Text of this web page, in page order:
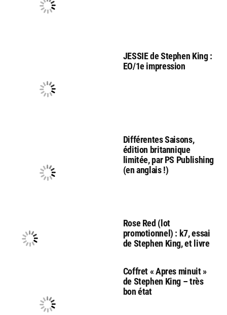
JESSIE de Stephen King :
EO/1e impression
Différentes Saisons,
édition britannique
limitée, par PS Publishing
(en anglais !)
Rose Red (lot
promotionnel) : k7, essai
de Stephen King, et livre
Coffret « Apres minuit »
de Stephen King – très
bon état